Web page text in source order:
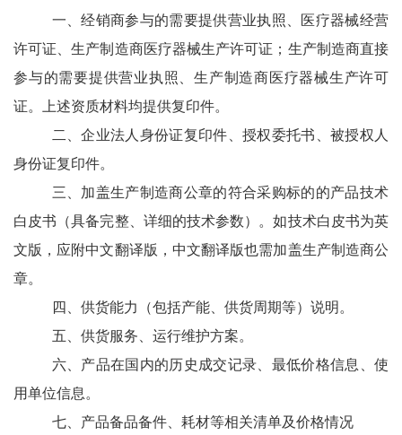
一、经销商参与的需要提供营业执照、医疗器械经营
许可证、生产制造商医疗器械生产许可证；生产制造商直接
参与的需要提供营业执照、生产制造商医疗器械生产许可
证。上述资质材料均提供复印件。
二、企业法人身份证复印件、授权委托书、被授权人
身份证复印件。
三、加盖生产制造商公章的符合采购标的的产品技术
白皮书（具备完整、详细的技术参数）。如技术白皮书为英
文版，应附中文翻译版，中文翻译版也需加盖生产制造商公
章。
四、供货能力（包括产能、供货周期等）说明。
五、供货服务、运行维护方案。
六、产品在国内的历史成交记录、最低价格信息、使
用单位信息。
七、产品备品备件、耗材等相关清单及价格情况